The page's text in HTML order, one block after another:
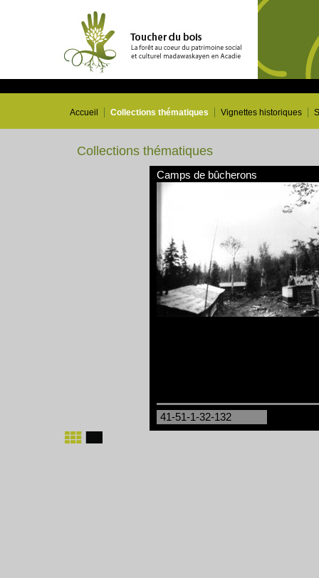
Accueil Collections thématiques Vignettes historiques
Collections thématiques
Camps de bûcherons
41-51-1-32-132